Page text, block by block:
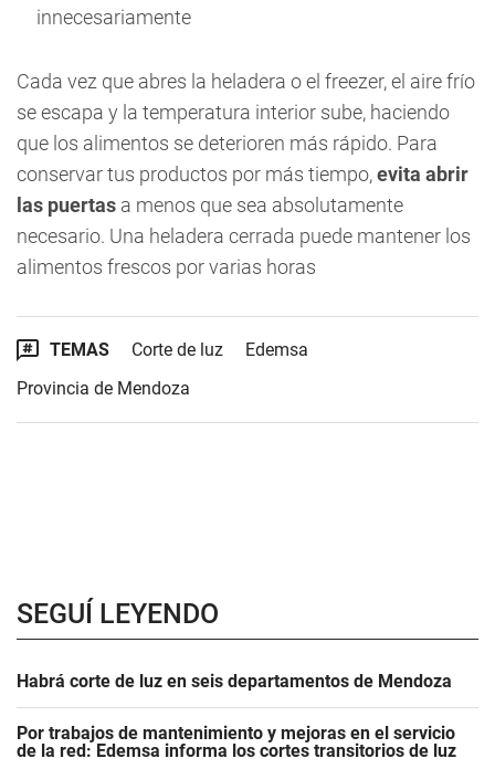
innecesariamente
Cada vez que abres la heladera o el freezer, el aire frío
se escapa y la temperatura interior sube, haciendo
que los alimentos se deterioren más rápido. Para
conservar tus productos por más tiempo,evita abrir
las puertas a menos que sea absolutamente
necesario. Una heladera cerrada puede mantener los
alimentos frescos por varias horas
TEMAS Corte de luz
Edemsa
Provincia de Mendoza
SEGUÍ LEYENDO
Habrá corte de luz en seis departamentos de Mendoza
Por trabajos de mantenimiento y mejoras en el servicio
de la red: Edemsa informa los cortes transitorios de luz